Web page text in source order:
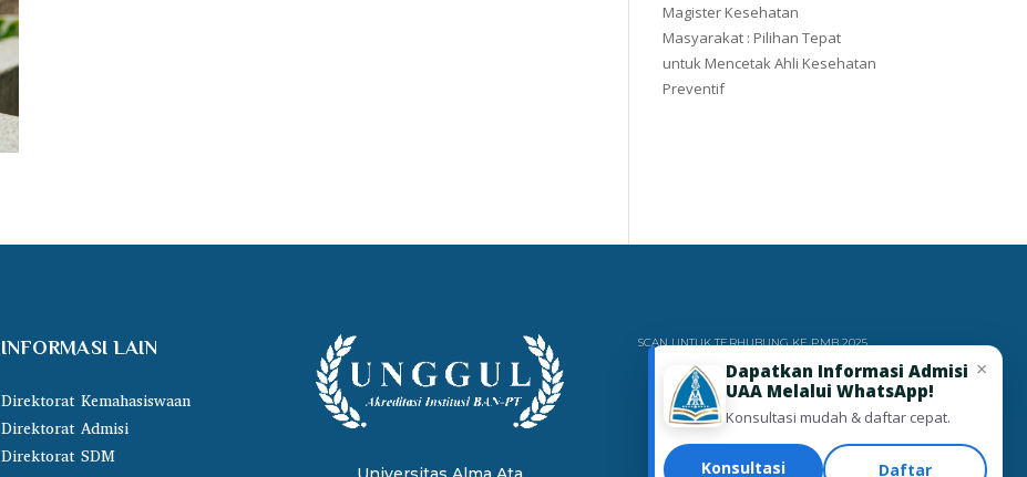
Magister Kesehatan
Masyarakat : Pilihan Tepat
untuk Mencetak Ahli Kesehatan
Preventif
INFORMASI LAIN
Direktorat Kemahasiswaan
Direktorat Admisi
Direktorat SDM
SCAN UNTUK TERHUBUNG KE PMB 2025
×
Dapatkan Informasi Admisi
UAA Melalui WhatsApp!
Konsultasi mudah & daftar cepat.
Konsultasi Daftar